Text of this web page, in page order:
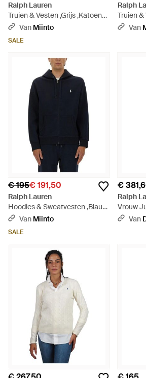
Ralph Lauren
Truien & Vesten ,Grijs ,Katoen
Trui Met Fijne Ronde Hals -
Van Miinto
SALE
Ralph
Truien
Van
€ 195€ 191,50
Ralph Lauren
Hoodies & Sweatvesten ,Blauw
,Hooded Zip Fastening Hoodie
Van Miinto
SALE
€
Ralph
Vrouw
RalilaVan